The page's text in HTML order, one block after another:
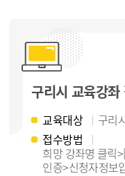
구리시 교육강
교육대상
구리
접수방법
희망 강좌명 클릭
인증>신청자정보